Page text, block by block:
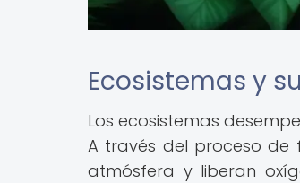
Ecosistemas y
Los ecosistemas
A través del proceso de
atmósfera y liberan